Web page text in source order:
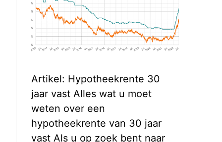
Artikel: Hypotheekrente 30
jaar vast Alles wat u moet
weten over een
hypotheekrente van 30 jaar
vast Als u op zoek bent naar